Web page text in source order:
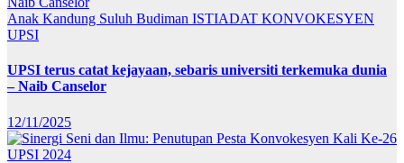
Anak Kandung Suluh Budiman ISTIADAT KONVOKESYEN
UPSI
UPSI terus catat kejayaan, sebaris universiti terkemuka dunia
– Naib Canselor
12/11/2025